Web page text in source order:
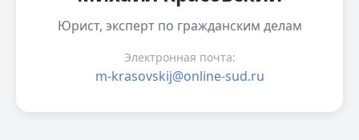
Юрист, эксперт по гражданским делам
Электронная почта:
m-krasovskij@online-sud.ru